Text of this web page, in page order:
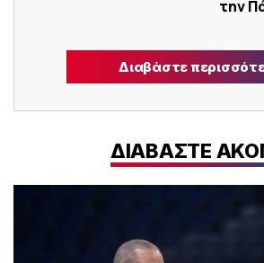
την
Διαβάστε
ΔΙΑΒΑΣΤΕ